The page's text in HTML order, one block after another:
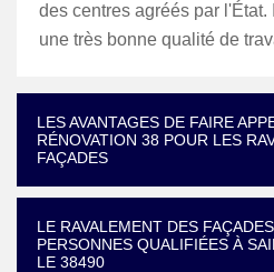
des centres agréés par l'État.
une très bonne qualité de
LES AVANTAGES DE FAIRE
RÉNOVATION 38 POUR LES
FAÇADES
LE RAVALEMENT DES
PERSONNES QUALIFIÉES À
LE 38490